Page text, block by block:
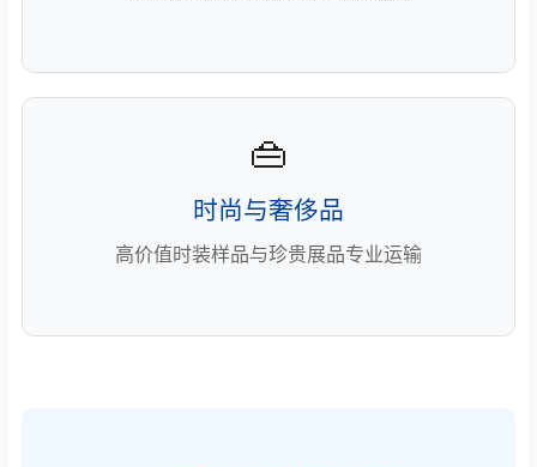
👜
时尚与奢侈品
高价值时装样品与珍贵展品专业运输